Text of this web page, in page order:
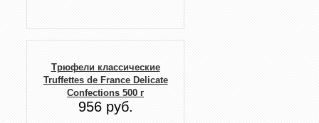
Трюфели классические
Truffettes de France Delicate
Confections 500 г
956 руб.